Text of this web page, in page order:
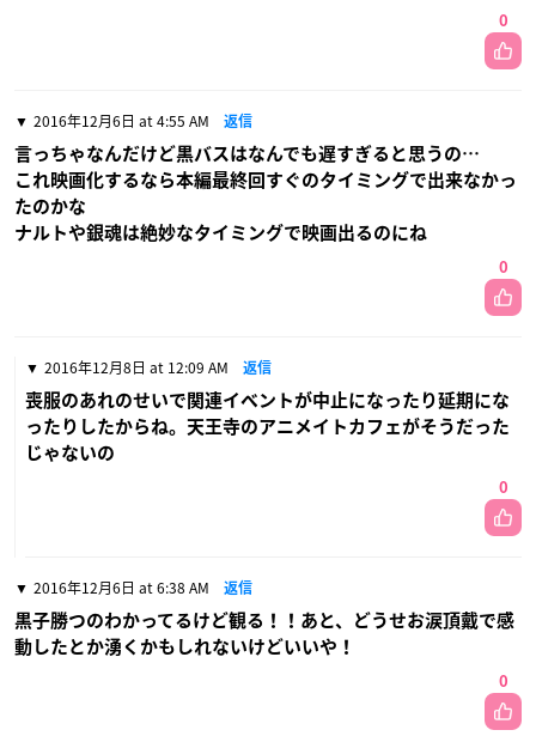
0
2016年12月6日 at 4:55 AM 返信
言っちゃなんだけど黒バスはなんでも遅すぎると思うの…
これ映画化するなら本編最終回すぐのタイミングで出来なかっ
たのかな
ナルトや銀魂は絶妙なタイミングで映画出るのにね
0
2016年12月8日 at 12:09 AM 返信
喪服のあれのせいで関連イベントが中止になったり延期にな
ったりしたからね。天王寺のアニメイトカフェがそうだった
じゃないの
0
2016年12月6日 at 6:38 AM 返信
黒子勝つのわかってるけど観る！！あと、どうせお涙頂戴で感
動したとか湧くかもしれないけどいいや！
0